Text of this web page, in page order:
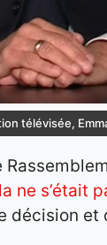
télévisée,
ne s’était